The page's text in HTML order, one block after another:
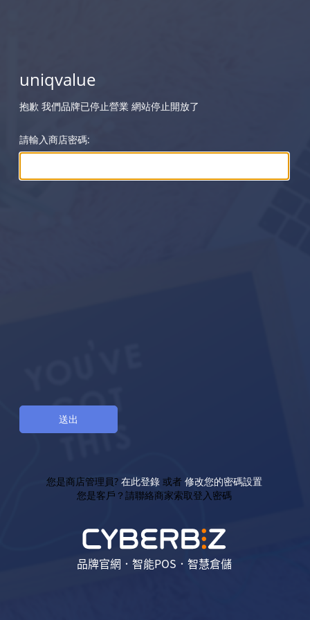
uniqvalue
抱歉 我們品牌已停止營業 網站停止開放了
請輸入商店密碼:
您是商店管理員? 在此登錄 或者 修改您的密碼設置
您是客戶？請聯絡商家索取登入密碼